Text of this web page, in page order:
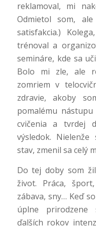
reklamoval, mi
Odmietol som,
satisfakcia.)
trénoval a
semináre, kde sa
Bolo mi zle, ale
zomriem v
zdravie, akoby
pomalému
cvičenia a tvrdej
výsledok.
stav, zmenil sa celý
Do tej doby som
život. Práca,
zábava, sny… Keď
úplne prirodzene
ďalších rokov